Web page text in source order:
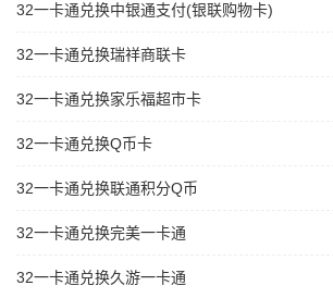
32一卡通兑换中银通支付(银联购物卡)
32一卡通兑换瑞祥商联卡
32一卡通兑换家乐福超市卡
32一卡通兑换Q币卡
32一卡通兑换联通积分Q币
32一卡通兑换完美一卡通
32一卡通兑换久游一卡通